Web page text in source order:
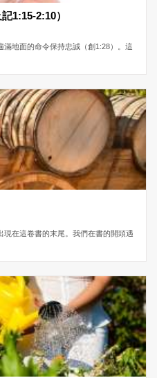
1:15-2:10）
地面的命令保持忠誠（創1:28）。這
在這卷書的末尾。我們在書的開頭遇